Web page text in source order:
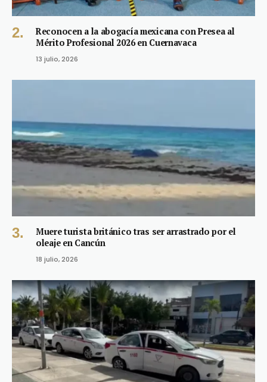
Reconocen a la abogacía mexicana con Presea al
Mérito Profesional 2026 en Cuernavaca
13 julio, 2026
Muere turista británico tras ser arrastrado por el
oleaje en Cancún
18 julio, 2026